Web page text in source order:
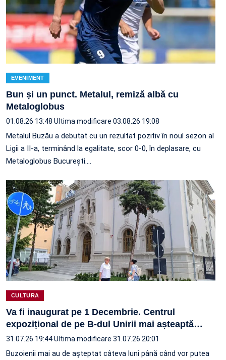
EVENIMENT
Bun și un punct. Metalul, remiză albă cu
Metaloglobus
01.08.26 13:48 Ultima modificare 03.08.26 19:08
Metalul Buzău a debutat cu un rezultat pozitiv în noul sezon al
Ligii a II-a, terminând la egalitate, scor 0-0, în deplasare, cu
Metaloglobus București.…
CULTURA
Va fi inaugurat pe 1 Decembrie. Centrul
expozițional de pe B-dul Unirii mai așteaptă…
31.07.26 19:44Ultima modificare 31.07.26 20:01
Buzoienii mai au de așteptat câteva luni până când vor putea